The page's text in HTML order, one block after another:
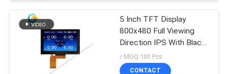
5 Inch TFT Display
800x480 Full Viewing
Direction IPS With Black
Glass Cover
/ MOQ:100 Pcs
CONTACT